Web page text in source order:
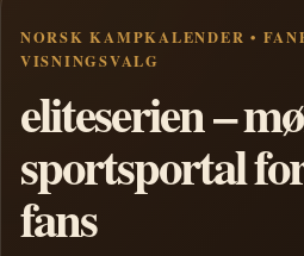
NORSK KAMPKALENDER •
VISNINGSVALG
eliteserien –
sportsportal
fans